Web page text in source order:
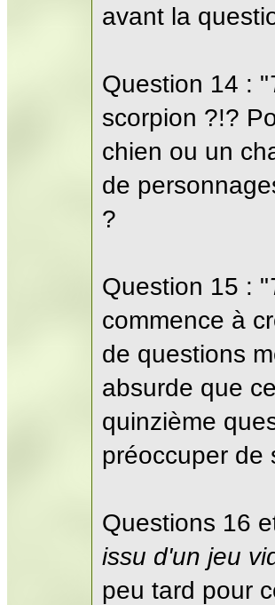
avant la
Question 14 : "
scorpion ?!?
chien ou un
de
?
Question 15 : "
commence à
de questions
absurde que
quinzième
préoccuper de
Questions 16
issu d'un jeu
peu tard pour